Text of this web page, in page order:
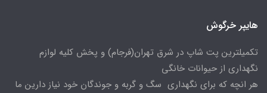
هایپر خرگوش
تکمیلترین پت شاپ در شرق تهران(فرجام) و پخش کلیه لوازم
نگهداری از حیوانات خانگی
هر انچه که برای نگهداری سگ و گربه و جوندگان خود نیاز دارین ما